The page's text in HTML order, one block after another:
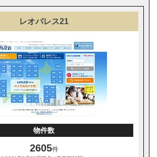
レオパレス21
物件数
2605件